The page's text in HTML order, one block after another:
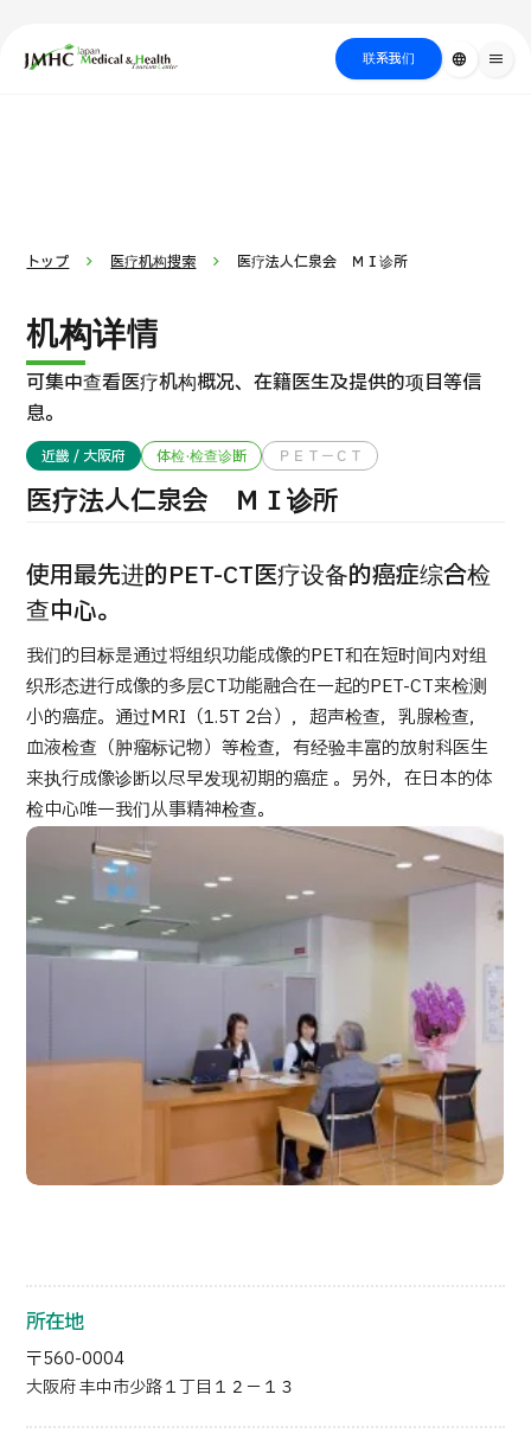
日本医疗健康雅旅中心（JMHC） 联系我们 language menu
TOP
关于JMHC
面向国际患者
医疗项目检索
运营公司
国际 第二医疗意见（湘南镰仓综合医院）
2026.01.12
トップ 医疗机构搜索 医疗法人仁泉会 ＭＩ诊所
机构详情
可集中查看医疗机构概况、在籍医生及提供的项目等信
息。
近畿 / 大阪府 体检·检查诊断 ＰＥＴ－ＣＴ
医疗法人仁泉会 ＭＩ诊所
使用最先进的PET-CT医疗设备的癌症综合检
查中心。
我们的目标是通过将组织功能成像的PET和在短时间内对组
织形态进行成像的多层CT功能融合在一起的PET-CT来检测
小的癌症。通过MRI（1.5T 2台），超声检查，乳腺检查，
血液检查（肿瘤标记物）等检查，有经验丰富的放射科医生
来执行成像诊断以尽早发现初期的癌症 。另外，在日本的体
检中心唯一我们从事精神检查。
所在地
〒560-0004
大阪府 丰中市少路１丁目１２－１３